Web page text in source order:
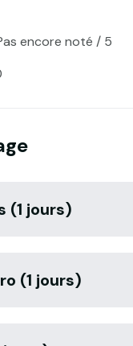
encore noté / 5
(1 jours)
(1 jours)